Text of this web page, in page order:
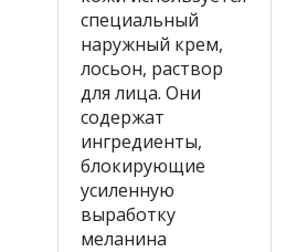
специальный
наружный крем,
лосьон, раствор
для лица. Они
содержат
ингредиенты,
блокирующие
усиленную
выработку
меланина